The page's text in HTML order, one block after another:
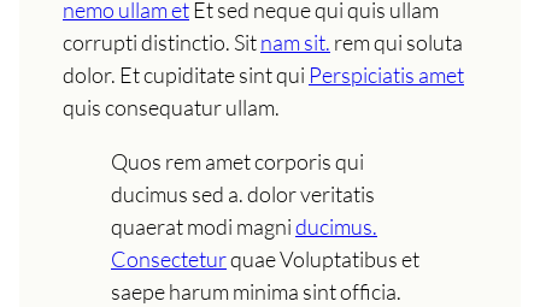
nemo ullam etEt sed neque qui quis ullam
corrupti distinctio. Sitnam sit. rem qui soluta
dolor. Et cupiditate sint qui Perspiciatis amet
quis consequatur ullam.
Quos rem amet corporis qui
ducimus sed a. dolor veritatis
quaerat modi magniducimus.
Consecteturquae Voluptatibus et
saepe harum minima sint officia.